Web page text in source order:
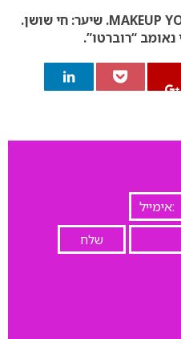
שיער: חי שושן.
נאומב “רוברטו”.